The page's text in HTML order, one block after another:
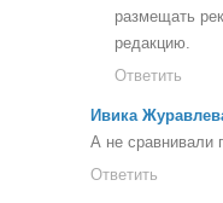
размещать
редакцию.
Ответить
Ивика
А не сравнивали
Ответить